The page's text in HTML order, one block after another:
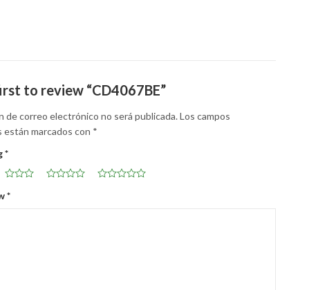
to review “CD4067BE”
de correo electrónico no será publicada.Los campos
marcados con *
*
*